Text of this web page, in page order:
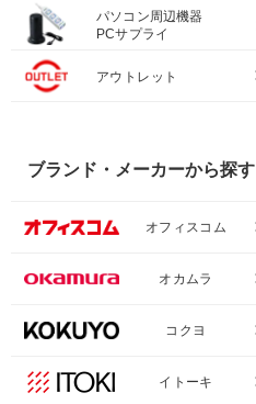
パソコン周辺機器
PCサプライ
アウトレット
ブランド・メーカーから探す
オフィスコム
オカムラ
コクヨ
イトーキ